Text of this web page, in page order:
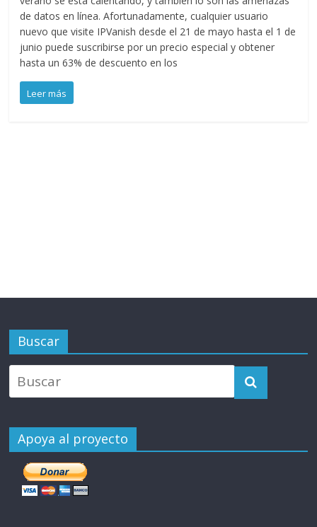
de datos en línea. Afortunadamente, cualquier usuario
nuevo que visite IPVanish desde el 21 de mayo hasta el 1 de
junio puede suscribirse por un precio especial y obtener
hasta un 63% de descuento en los
Leer más
Buscar
Apoya al proyecto